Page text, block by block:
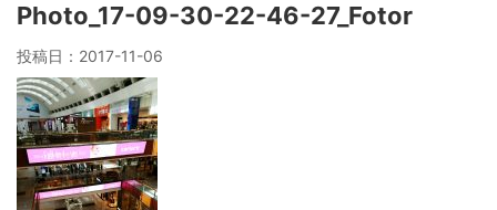
Photo_17-09-30-22-46-27_Fotor
投稿日： 2017-11-06